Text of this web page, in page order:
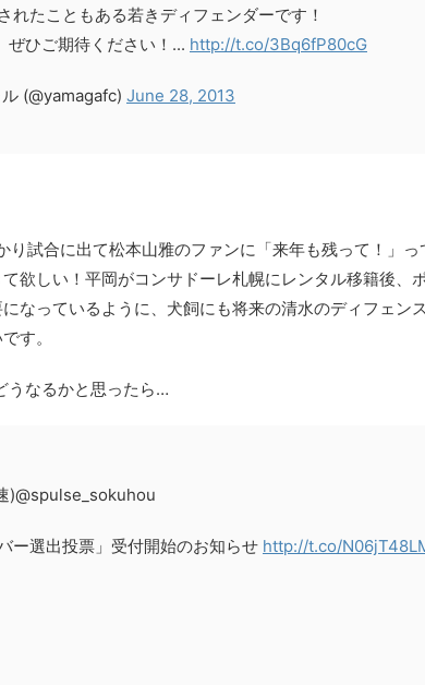
れたこともある若きディフェンダーです！
ぜひご期待ください！... http://t.co/3Bq6fP80cG
(@yamagafc) June 28, 2013
り試合に出て松本山雅のファンに「来年も残って！」っ
欲しい！平岡がコンサドーレ札幌にレンタル移籍後、
なっているように、犬飼にも将来の清水のディフェン
す。
うなるかと思ったら…
)@spulse_sokuhou
ー選出投票」受付開始のお知らせ http://t.co/